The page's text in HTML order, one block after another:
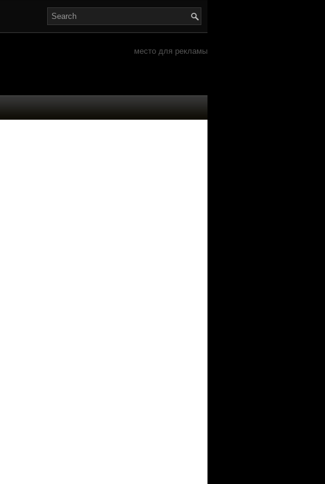
место для рекламы